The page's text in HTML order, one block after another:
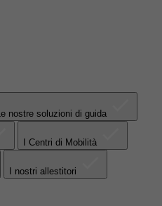
Le nostre soluzioni di guida
I Centri di Mobilità
I nostri allestitori